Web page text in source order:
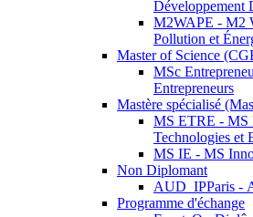
Développement
M2WAPE - M2
Pollution et
Master of Science
MSc
Entrepreneurs
Mastère spécialisé
MS ETRE - MS
Technologies et
MS IE - MS
Non Diplomant
AUD_IPParis -
Programme d'échange